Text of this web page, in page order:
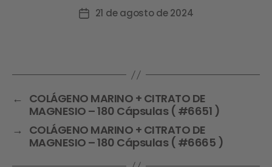
21 de agosto de 2024
← COLÁGENO MARINO + CITRATO DE
MAGNESIO – 180 Cápsulas ( #6651 )
→ COLÁGENO MARINO + CITRATO DE
MAGNESIO – 180 Cápsulas ( #6665 )